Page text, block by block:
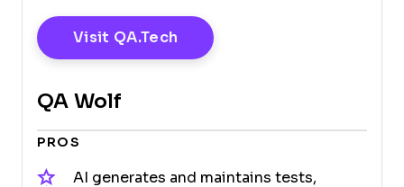
Visit QA.tech Opens New Window
QA Wolf
PROS
AI generates and maintains tests,